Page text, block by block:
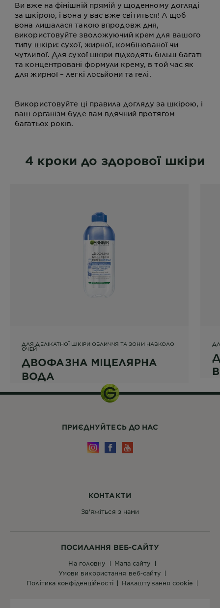
Ви вже на фінішній прямій у щоденному догляді
за шкірою, і вона у вас вже світиться! А щоб
вона лишалася такою впродовж дня,
використовуйте зволожуючий крем для вашого
типу шкіри: сухої, жирної, комбінованої чи
чутливої. Для сухої шкіри підходять більш багаті
та концентровані формули крему, в той час як
для жирної – легкі лосьйони та гелі.
Використовуйте ці правила догляду за шкірою, і
ваш організм буде вам вдячний протягом
багатьох років.
4 кроки до здорової шкіри
ДЛЯ ДЕЛІКАТНОЇ ШКІРИ ОБЛИЧЧЯ ТА ЗОНИ НАВКОЛО
ОЧЕЙ
ДВОФАЗНА МІЦЕЛЯРНА
ВОДА
ПОСИЛАННЯ ВЕБ-САЙТУ
на головну
мапа сайту
умови використання веб-сайту
політика конфіденційності
налаштування cookie
КОНТАКТИ
Зв'яжіться з нами
ПРИЄДНУЙТЕСЬ ДО НАС